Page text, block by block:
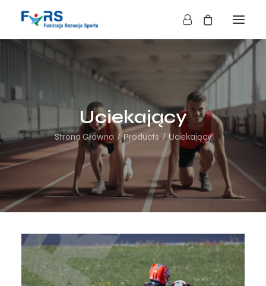
O FUNDACJI
DZIAŁALNOŚĆ
BLOG
KONTAKT
SKLEP
NASZE AKCJE
Uciekający
Strona Główna Products Uciekający